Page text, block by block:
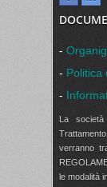
-
- Politica
-
La
verranno
le modalità